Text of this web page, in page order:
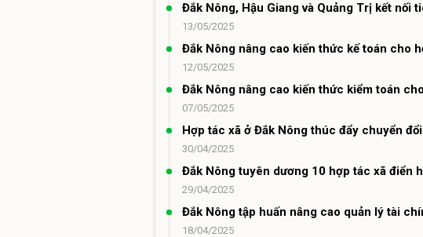
Đắk Nông, Hậu Giang và Quảng Trị kết nối
13/05/2025
Đắk Nông nâng cao kiến thức kế toán cho
12/05/2025
Đắk Nông nâng cao kiến thức kiểm toán
07/05/2025
Hợp tác xã ở Đắk Nông thúc đẩy chuyển
30/04/2025
Đắk Nông tuyên dương 10 hợp tác xã điển
29/04/2025
Đắk Nông tập huấn nâng cao quản lý tài
18/04/2025